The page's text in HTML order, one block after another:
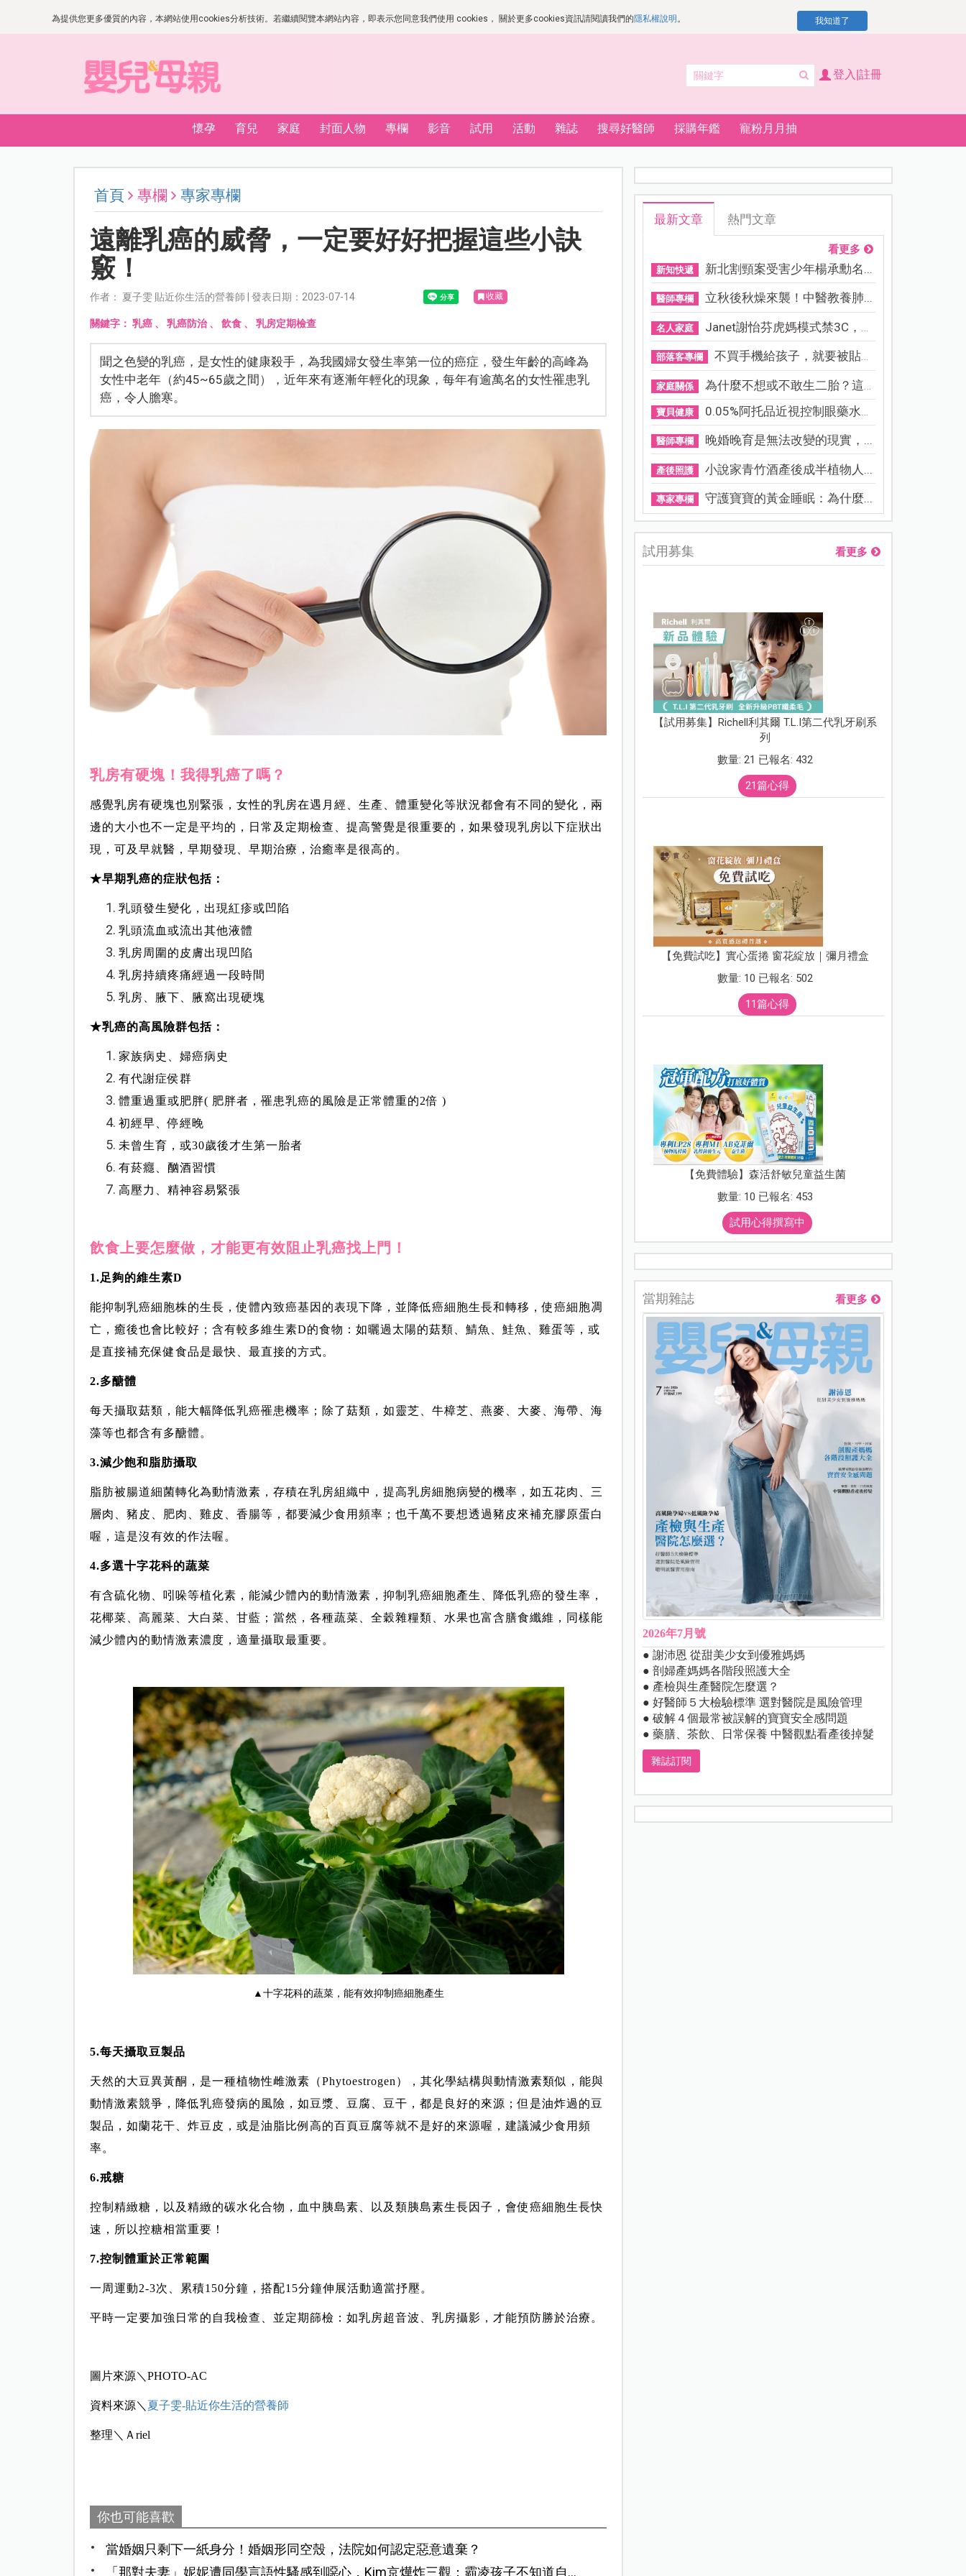
為提供您更多優質的內容，本網站使用cookies分析技術。若繼續閱覽本網站內容，即表示您同意我們使用 cookies， 關於更多cookies資訊請閱讀我們的隱私權說明 。 我知道了
登入|註冊
懷孕 育兒 家庭 封面人物 專欄 影音 試用 活動 雜誌 搜尋好醫師 採購年鑑 寵粉月月抽
首頁 專欄 專家專欄
遠離乳癌的威脅，一定要好好把握這些小訣
竅！
作者： 夏子雯 貼近你生活的營養師 | 發表日期：2023-07-14 收藏
關鍵字： 乳癌、 乳癌防治、 飲食、 乳房定期檢查
聞之色變的乳癌，是女性的健康殺手，為我國婦女發生率第一位的癌症，發生年齡的高峰為
女性中老年（約45~65歲之間），近年來有逐漸年輕化的現象，每年有逾萬名的女性罹患乳
癌，令人膽寒。
乳房有硬塊！我得乳癌了嗎？
感覺乳房有硬塊也別緊張，女性的乳房在遇月經、生產、體重變化等狀況都會有不同的變化，兩
邊的大小也不一定是平均的，日常及定期檢查、提高警覺是很重要的，如果發現乳房以下症狀出
現，可及早就醫，早期發現、早期治療，治癒率是很高的。
★早期乳癌的症狀包括：
乳頭發生變化，出現紅疹或凹陷
乳頭流血或流出其他液體
乳房周圍的皮膚出現凹陷
乳房持續疼痛經過一段時間
乳房、腋下、腋窩出現硬塊
★乳癌的高風險群包括：
家族病史、婦癌病史
有代謝症侯群
體重過重或肥胖( 肥胖者，罹患乳癌的風險是正常體重的2倍 )
初經早、停經晚
未曾生育，或30歲後才生第一胎者
有菸癮、酗酒習慣
高壓力、精神容易緊張
飲食上要怎麼做，才能更有效阻止乳癌找上門！
1.足夠的維生素D
能抑制乳癌細胞株的生長，使體內致癌基因的表現下降，並降低癌細胞生長和轉移，使癌細胞凋
亡，癒後也會比較好；含有較多維生素D的食物：如曬過太陽的菇類、鯖魚、鮭魚、雞蛋等，或
是直接補充保健食品是最快、最直接的方式。
2.多醣體
每天攝取菇類，能大幅降低乳癌罹患機率；除了菇類，如靈芝、牛樟芝、燕麥、大麥、海帶、海
藻等也都含有多醣體。
3.減少飽和脂肪攝取
脂肪被腸道細菌轉化為動情激素，存積在乳房組織中，提高乳房細胞病變的機率，如五花肉、三
層肉、豬皮、肥肉、雞皮、香腸等，都要減少食用頻率；也千萬不要想透過豬皮來補充膠原蛋白
喔，這是沒有效的作法喔。
4.多選十字花科的蔬菜
有含硫化物、吲哚等植化素，能減少體內的動情激素，抑制乳癌細胞產生、降低乳癌的發生率，
花椰菜、高麗菜、大白菜、甘藍；當然，各種蔬菜、全穀雜糧類、水果也富含膳食纖維，同樣能
減少體內的動情激素濃度，適量攝取最重要。
▲十字花科的蔬菜，能有效抑制癌細胞產生
5.每天攝取豆製品
天然的大豆異黃酮，是一種植物性雌激素（Phytoestrogen），其化學結構與動情激素類似，能與
動情激素競爭，降低乳癌發病的風險，如豆漿、豆腐、豆干，都是良好的來源；但是油炸過的豆
製品，如蘭花干、炸豆皮，或是油脂比例高的百頁豆腐等就不是好的來源喔，建議減少食用頻
率。
6.戒糖
控制精緻糖，以及精緻的碳水化合物，血中胰島素、以及類胰島素生長因子，會使癌細胞生長快
速，所以控糖相當重要！
7.控制體重於正常範圍
一周運動2-3次、累積150分鐘，搭配15分鐘伸展活動適當抒壓。
平時一定要加強日常的自我檢查、並定期篩檢：如乳房超音波、乳房攝影，才能預防勝於治療。
圖片來源＼PHOTO-AC
資料來源＼ 夏子雯-貼近你生活的營養師
整理＼Ａriel
你也可能喜歡
當婚姻只剩下一紙身分！婚姻形同空殼，法院如何認定惡意遺棄？
「那對夫妻」妮妮遭同學言語性騷感到噁心，Kim京燁炸三觀：霸凌孩子不知道自己
最新文章 熱門文章
看更多
新知快遞 新北割頸案受害少年楊承勳名...
醫師專欄 立秋後秋燥來襲！中醫教養肺...
名人家庭 Janet謝怡芬虎媽模式禁3C，看...
部落客專欄 不買手機給孩子，就要被貼「...
家庭關係 為什麼不想或不敢生二胎？這8...
寶貝健康 0.05%阿托品近視控制眼藥水納...
醫師專欄 晚婚晚育是無法改變的現實，...
產後照護 小說家青竹酒產後成半植物人...
專家專欄 守護寶寶的黃金睡眠：為什麼...
試用募集 看更多
【試用募集】Richell利其爾 T.L.I第二代乳牙刷系
列
數量: 21 已報名: 432
21篇心得
【免費試吃】實心蛋捲 窗花綻放｜彌月禮盒
數量: 10 已報名: 502
11篇心得
【免費體驗】森活舒敏兒童益生菌
數量: 10 已報名: 453
試用心得撰寫中
當期雜誌 看更多
2026年7月號
● 謝沛恩 從甜美少女到優雅媽媽
● 剖婦產媽媽各階段照護大全
● 產檢與生產醫院怎麼選？
● 好醫師５大檢驗標準 選對醫院是風險管理
● 破解４個最常被誤解的寶寶安全感問題
● 藥膳、茶飲、日常保養 中醫觀點看產後掉髮
雜誌訂閱